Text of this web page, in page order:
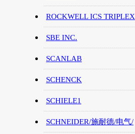
ROCKWELL ICS TRIPLEX
SBE INC.
SCANLAB
SCHENCK
SCHIELE1
SCHNEIDER/施耐德/电气/